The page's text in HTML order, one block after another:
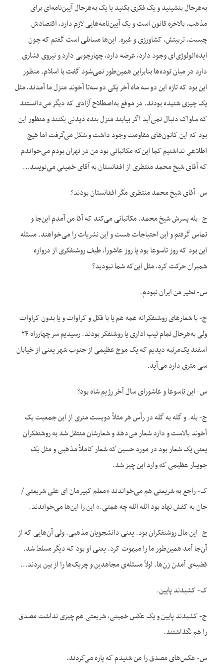
به‌هرحال بنشینید و یک فکری بکنید یا یک به‌هرحال آیین‌نامه‌ای برای
مذهب، بالاخره قانون است و یک آیین‌نامه‌هایی لازم دارد، اقتصادش
چیست، تربیتش، کشاورزی و غیره. این‌ها مسائلی است گفتم که چون
ایده‌ائولوژی‌ای وجود دارد، عرضه دارد، چهارچوبی دارد و نیروی فشاری
دارد در میان توده‌ها بنابراین همین‌طور نمی‌شود گفت با اسلام. منظور
این بود که تازه این دو سه ماه آخر یکی دو سه‌تا آخوند منزل ما آمدند، مثل
یک چیزی شنیده بودند. در موقع به‌اصطلاح آزادی که دیگر می‌دانستند
که ساواک دنبال نمی‌آید اگر بیایند منزل بنده دیدنی بکنند و منظور این
بود که این کانون‌های مقاومت وجود داشت و شکل می‌گرفت اما هیچ
اطلاعی نداشتیم کما این‌که مکاتباتی بود من در تهران بودم می‌خواندم
که آقای شیخ محمد منتظری از افغانستان به آقای خمینی می‌نویسد…
س- آقای شیخ محمد منتظری مگر افغانستان بودند؟
ج- بله پسرش شیخ محمد. مکاتباتی می‌کند که آقا من آمدم این‌جا و
تماس گرفتم و این احتیاجات هست و این نشریات را می‌خواهند. مسئله
این بود که روز تاسوعا بود یا روز عاشورا، طیف روشنفکری از دروازه
شمیران حرکت کرد، مثل این‌که شما نبودید؟
س- نخیر من ایران نبودم.
ج- با شعارهای روشنفکرانه همه هم یا با فکل و کراوات و یا بدون کراوات
ولی به‌هرحال تمام تیپ اداری یا روشنفکر بودند. رسیدیم سر چهارراه ۲۴
اسفند یک‌مرتبه دیدیم که یک موج عظیمی از جنوب شهر یعنی از خیابان
سی متری دارد می‌آید.
س- این تاسوعا و عاشورای سال آخر رژیم شاه بود؟
ج- بله. و گله به گله در رأس هر مثلاً دویست متری از این جمعیت یک
آخوند بالاست و دارد شعار می‌دهد و شعارشان منتقل شد به روشنفکران
یعنی یک شعار بود در مورد حسین که شعار کاملاً مذهبی و مثل یک
جویبار عظیمی که وارد این چیز شد.
ک- راجع به شریعتی هم می‌خواندند «معلم کبیرمان ای علی شریعتی /
جان به کفش نهاد بود الله الله چه همتی.» این را این‌ها می‌خواندند.
ج- این مال روشنفکران بود. یعنی دانشجویان مذهبی. ولی آن‌هایی که از
آن‌جا آمد همین‌طور ما را مبهوت کرد. یعنی او بود که دیگر مسلط شد.
قضیه‌ی آمدن زن‌ها. اولاً مسئله‌ی مجاهدین و چریک‌ها را از بین بردند…
ک- کشیدند پایین.
ج- کشیدند پایین و یک عکس خمینی، شریعتی هم چیزی نداشت مصدق
را هم نگذاشتند.
س- عکس‌های مصدق را من شنیدم که پاره می‌کردند.